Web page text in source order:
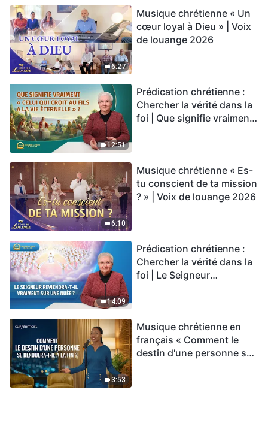
6:27
Musique chrétienne « Un
cœur loyal à Dieu » | Voix
de louange 2026
12:51
Prédication chrétienne :
Chercher la vérité dans la
foi | Que signifie vraiment
6:10
Musique chrétienne « Es-
tu conscient de ta mission
? » | Voix de louange 2026
14:09
Prédication chrétienne :
Chercher la vérité dans la
foi | Le Seigneur
3:53
Musique chrétienne en
français « Comment le
destin d'une personne se